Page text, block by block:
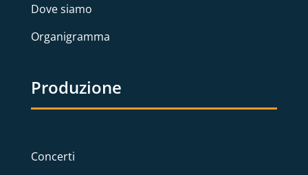
Dove siamo
Organigramma
Produzione
Concerti